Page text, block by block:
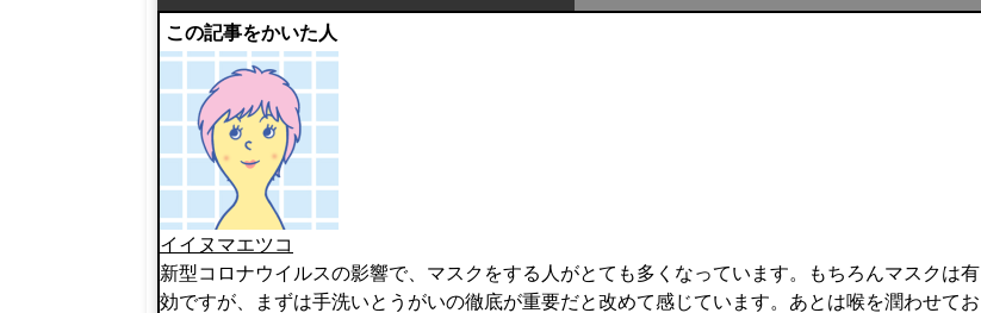
この記事をかいた人
イイヌマエツコ
新型コロナウイルスの影響で、マスクをする人がとても多くなっています。もちろんマスクは有
効ですが、まずは手洗いとうがいの徹底が重要だと改めて感じています。あとは喉を潤わせてお